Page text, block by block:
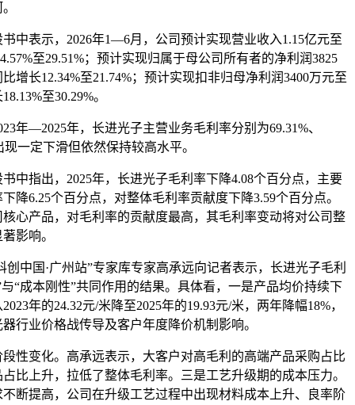
表示，2026年1—6月，公司预计实现营业收入1.15亿元至
至29.51%；预计实现归属于母公司所有者的净利润3825
增长12.34%至21.74%；预计实现扣非归母净利润3400万元至
至30.29%。
—2025年，长进光子主营业务毛利率分别为69.31%、
现一定下滑但依然保持较高水平。
指出，2025年，长进光子毛利率下降4.08个百分点，主要
降6.25个百分点，对整体毛利率贡献度下降3.59个百分点。
心产品，对毛利率的贡献度最高，其毛利率变动将对公司整
影响。
国·广州站”专家库专家高承远向记者表示，长进光子毛利
“成本刚性”共同作用的结果。具体看，一是产品均价持续下
年的24.32元/米降至2025年的19.93元/米，两年降幅18%，
行业价格战传导及客户年度降价机制影响。
变化。高承远表示，大客户对高毛利的高端产品采购占比
比上升，拉低了整体毛利率。三是工艺升级期的成本压力。
断提高，公司在升级工艺过程中出现材料成本上升、良率阶